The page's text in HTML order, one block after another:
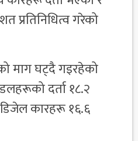
प्रतिनिधित्व गरेको
माग घट्दै गइरहेको
दर्ता १८.२
कारहरू १६.६